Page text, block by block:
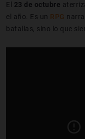
El 23 de octubre
el año. Es un RPG
batallas, sino lo que